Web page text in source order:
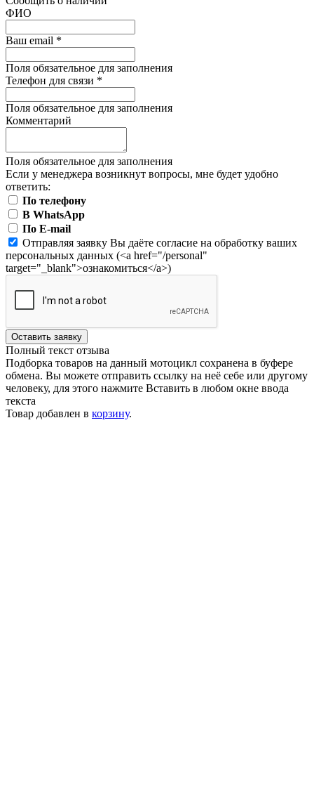
ФИО
Ваш email *
Поля обязательное для заполнения
Телефон для связи *
Поля обязательное для заполнения
Комментарий
Поля обязательное для заполнения
Если у менеджера возникнут вопросы, мне будет удобно
ответить:
По телефону
В WhatsApp
По E-mail
Отправляя заявку Вы даёте согласие на обработку ваших
персональных данных (<a href="/personal"
target="_blank">ознакомиться</a>)
Оставить заявку
Полный текст отзыва
Подборка товаров на данный мотоцикл сохранена в буфере
обмена. Вы можете отправить ссылку на неё себе или другому
человеку, для этого нажмите Вставить в любом окне ввода
текста
Товар добавлен в корзину.